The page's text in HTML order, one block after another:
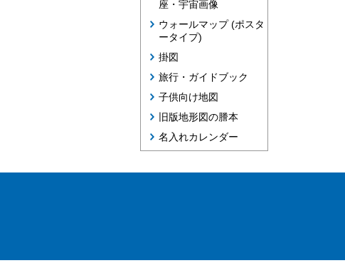
座・宇宙画像
ウォールマップ (ポスタ
ータイプ)
掛図
旅行・ガイドブック
子供向け地図
旧版地形図の謄本
名入れカレンダー